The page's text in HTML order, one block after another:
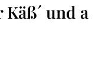
und a